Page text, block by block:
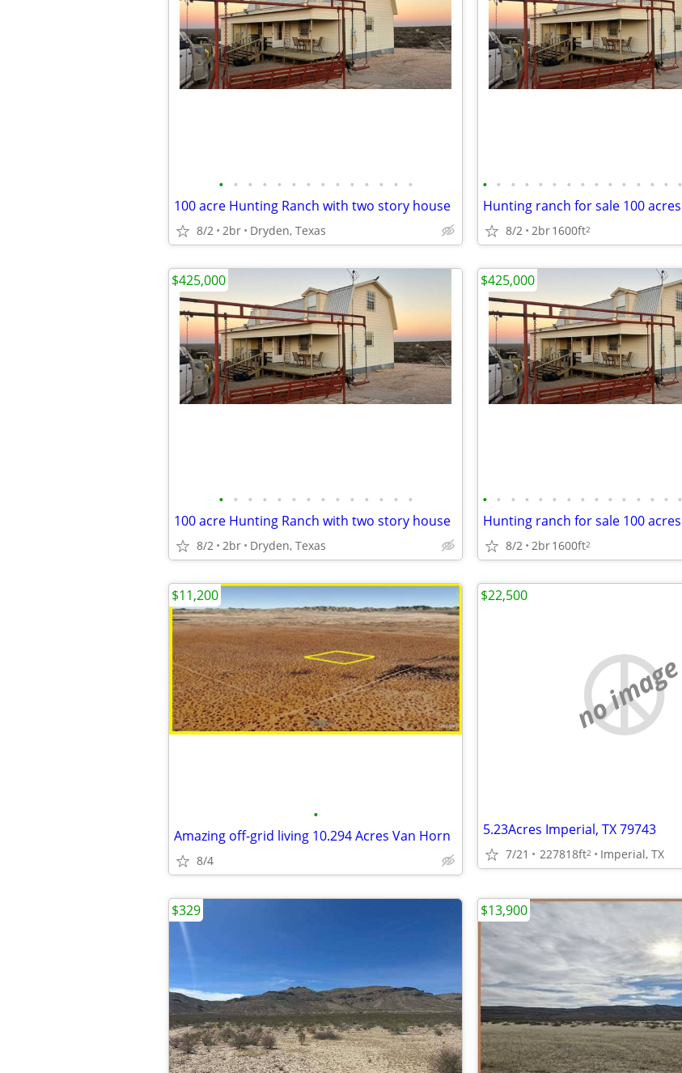
• • • • • • • • • • • • • •
100 acre Hunting Ranch with two story house
8/2 2br Dryden, Texas
• • • • • • • • • • • • • • •
Hunting ranch for sale 100 acres
8/2 2br1600ft2
• • • • • • • • • • • • • •
100 acre Hunting Ranch with two story house
8/2 2br Dryden, Texas
$425,000
• • • • • • • • • • • • • • •
Hunting ranch for sale 100 acres
8/2 2br1600ft2
$425,000
•
Amazing off-grid living 10.294 Acres Van Horn
8/4
$11,200
no image
5.23Acres Imperial, TX 79743
7/21 227818ft2 Imperial, TX
$22,500
$329 $13,900